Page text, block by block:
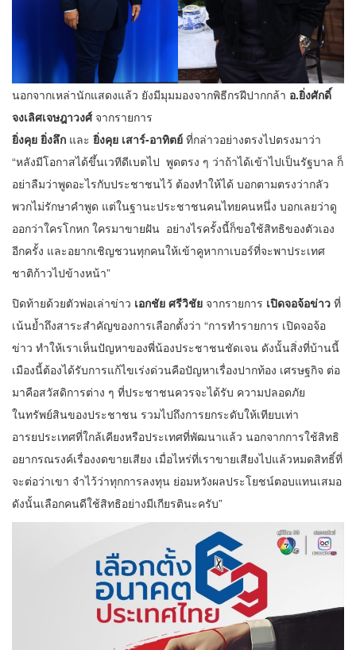
นอกจากเหล่านักแสดงแล้ว ยังมีมุมมองจากพิธีกรฝีปากกล้า อ.ยิ่งศักดิ์
จงเลิศเจษฎาวงศ์จากรายการ
ยิ่งคุย ยิ่งลึก และ ยิ่งคุย เสาร์-อาทิตย์ ที่กล่าวอย่างตรงไปตรงมาว่า
“หลังมีโอกาสได้ขึ้นเวทีดีเบตไป พูดตรง ๆ ว่าถ้าได้เข้าไปเป็นรัฐบาล ก็
อย่าลืมว่าพูดอะไรกับประชาชนไว้ ต้องทำให้ได้ บอกตามตรงว่ากลัว
พวกไม่รักษาคำพูด แต่ในฐานะประชาชนคนไทยคนหนึ่ง บอกเลยว่าดู
ออกว่าใครโกหก ใครมาขายฝัน อย่างไรครั้งนี้ก็ขอใช้สิทธิของตัวเอง
อีกครั้ง และอยากเชิญชวนทุกคนให้เข้าคูหากาเบอร์ที่จะพาประเทศ
ชาติก้าวไปข้างหน้า”
ปิดท้ายด้วยตัวพ่อเล่าข่าว เอกชัย ศรีวิชัย จากรายการ เปิดจอจ้อข่าว ที่
เน้นย้ำถึงสาระสำคัญของการเลือกตั้งว่า “การทำรายการ เปิดจอจ้อ
ข่าว ทำให้เราเห็นปัญหาของพี่น้องประชาชนชัดเจน ดังนั้นสิ่งที่บ้านนี้
เมืองนี้ต้องได้รับการแก้ไขเร่งด่วนคือปัญหาเรื่องปากท้อง เศรษฐกิจ ต่อ
มาคือสวัสดิการต่าง ๆ ที่ประชาชนควรจะได้รับ ความปลอดภัย
ในทรัพย์สินของประชาชน รวมไปถึงการยกระดับให้เทียบเท่า
อารยประเทศที่ใกล้เคียงหรือประเทศที่พัฒนาแล้ว นอกจากการใช้สิทธิ
อยากรณรงค์เรื่องงดขายเสียง เมื่อไหร่ที่เราขายเสียงไปแล้วหมดสิทธิ์ที่
จะต่อว่าเขา จำไว้ว่าทุกการลงทุน ย่อมหวังผลประโยชน์ตอบแทนเสมอ
ดังนั้นเลือกคนดีใช้สิทธิอย่างมีเกียรตินะครับ”